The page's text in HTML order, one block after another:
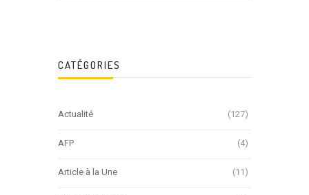
CATÉGORIES
Actualité (127)
AFP (4)
Article à la Une (11)